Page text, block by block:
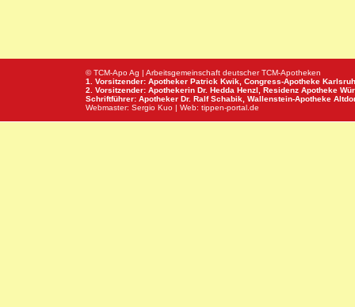
© TCM-Apo Ag | Arbeitsgemeinschaft deutscher TCM-Apotheken
1. Vorsitzender: Apotheker Patrick Kwik, Congress-Apotheke
2. Vorsitzender: Apothekerin Dr. Hedda Henzl, Residenz Apotheke
Schriftführer: Apotheker Dr. Ralf Schabik, Wallenstein-Apotheke
Webmaster: Sergio Kuo | Web: tippen-portal.de